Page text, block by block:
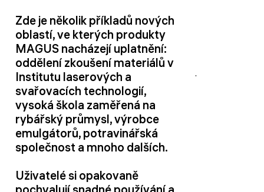
Zde je několik příkladů nových
oblastí, ve kterých produkty
MAGUS nacházejí uplatnění:
oddělení zkoušení materiálů v
Institutu laserových a
svařovacích technologií,
vysoká škola zaměřená na
rybářský průmysl, výrobce
emulgátorů, potravinářská
společnost a mnoho dalších.
Uživatelé si opakovaně